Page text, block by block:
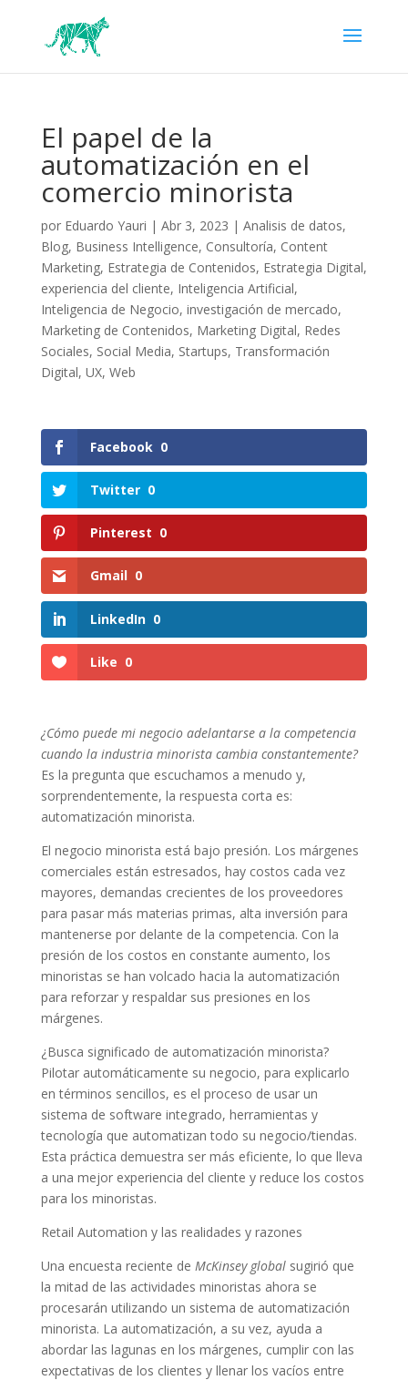
El papel de la
automatización en el
comercio minorista
por Eduardo Yauri | Abr 3, 2023 | Analisis de datos,
Blog, Business Intelligence, Consultoría, Content
Marketing, Estrategia de Contenidos, Estrategia Digital,
experiencia del cliente, Inteligencia Artificial,
Inteligencia de Negocio, investigación de mercado,
Marketing de Contenidos, Marketing Digital, Redes
Sociales, Social Media, Startups, Transformación
Digital, UX, Web
Facebook 0
Twitter 0
Pinterest 0
Gmail 0
LinkedIn 0
Like 0
¿Cómo puede mi negocio adelantarse a la competencia
cuando la industria minorista cambia constantemente?
Es la pregunta que escuchamos a menudo y,
sorprendentemente, la respuesta corta es:
automatización minorista.
El negocio minorista está bajo presión. Los márgenes
comerciales están estresados, hay costos cada vez
mayores, demandas crecientes de los proveedores
para pasar más materias primas, alta inversión para
mantenerse por delante de la competencia. Con la
presión de los costos en constante aumento, los
minoristas se han volcado hacia la automatización
para reforzar y respaldar sus presiones en los
márgenes.
¿Busca significado de automatización minorista?
Pilotar automáticamente su negocio, para explicarlo
en términos sencillos, es el proceso de usar un
sistema de software integrado, herramientas y
tecnología que automatizan todo su negocio/tiendas.
Esta práctica demuestra ser más eficiente, lo que lleva
a una mejor experiencia del cliente y reduce los costos
para los minoristas.
Retail Automation y las realidades y razones
Una encuesta reciente de McKinsey global sugirió que
la mitad de las actividades minoristas ahora se
procesarán utilizando un sistema de automatización
minorista. La automatización, a su vez, ayuda a
abordar las lagunas en los márgenes, cumplir con las
expectativas de los clientes y llenar los vacíos entre